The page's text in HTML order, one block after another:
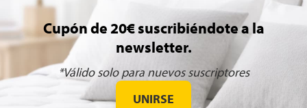
Cupón de 20€ suscribiéndote a la
newsletter.
*Válido solo para nuevos suscriptores
UNIRSE